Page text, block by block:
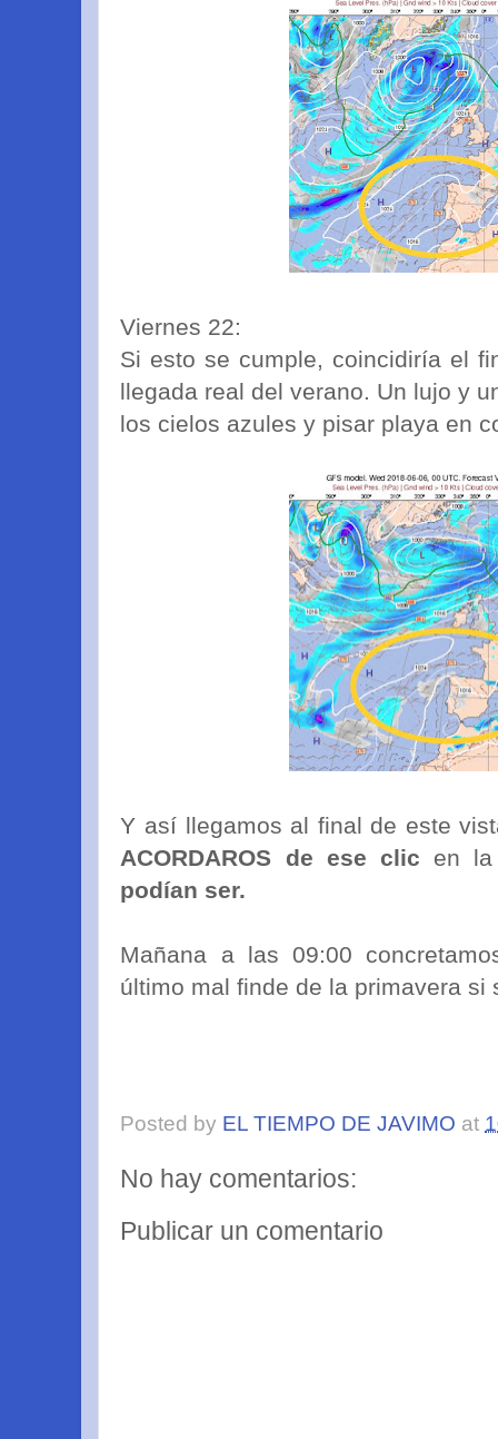
Viernes 22:
Si esto se cumple, coincidiría el
llegada real del verano. Un lujo y
los cielos azules y pisar playa en
Y así llegamos al final de este
ACORDAROS de ese clic en
podían ser.
Mañana a las 09:00
último mal finde de la primavera
Posted by EL TIEMPO DE JAVIMO at
No hay comentarios:
Publicar un comentario